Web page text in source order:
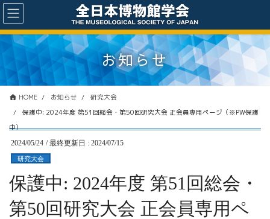
コ
ン
テ
に
移
ナ
ビ
ゲ
ョ
ン
お知らせ
HOME お知らせ
研究大会
保護中: 2024年度 第51回総会・第50回研究大会 正会員専用ページ（※PW保護
中）
2024/05/24 / 最終更新日 : 2024/07/15
研究大会
保護中: 2024年度 第51回総会・
第50回研究大会 正会員専用ペ